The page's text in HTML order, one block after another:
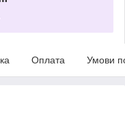
Оплата Умови